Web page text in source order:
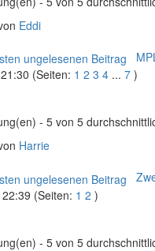
Eddi
(Seiten: 1 2 3 4 ... 7 )
- 5 von 5
Harrie
(Seiten: 1 2 )
- 5 von 5